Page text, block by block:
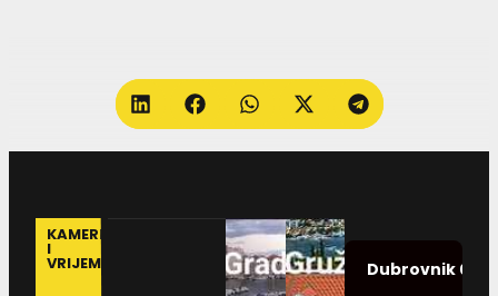
KAMERE
I
VRIJEME Dubrovnik